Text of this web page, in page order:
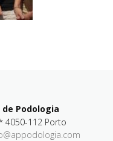
Podologia
4050-112 Porto